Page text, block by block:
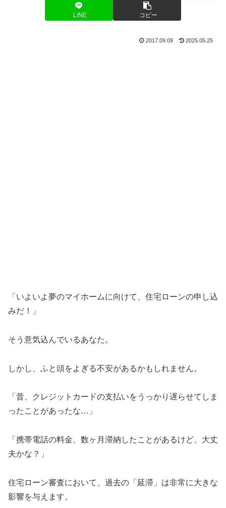
LINE コピー
2017.09.09 2025.05.25
「いよいよ夢のマイホームに向けて、住宅ローンの申し込
みだ！」
そう意気込んでいるあなた。
しかし、ふと頭をよぎる不安があるかもしれません。
「昔、クレジットカードの支払いをうっかり遅らせてしま
ったことがあったな…」
「携帯電話の料金、数ヶ月滞納したことがあるけど、大丈
夫かな？」
住宅ローン審査において、過去の「延滞」は非常に大きな
影響を与えます。